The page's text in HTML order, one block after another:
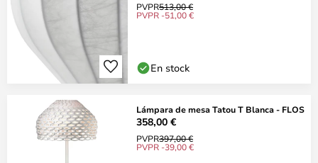
PVPR513,00 €
PVPR -51,00 €
En stock
Lámpara de mesa Tatou T Blanca - FLOS
358,00 €
PVPR397,00 €
PVPR -39,00 €